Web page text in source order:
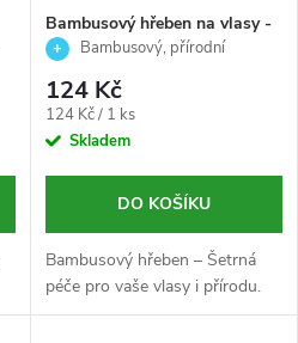
Bambusový hřeben na vlasy -
EchoslineBambusový, přírodní
124 Kč
Měrná
cena:
124 Kč / 1 ks
Skladem
DO KOŠÍKU
Bambusový hřeben – Šetrná
péče pro vaše vlasy i přírodu.